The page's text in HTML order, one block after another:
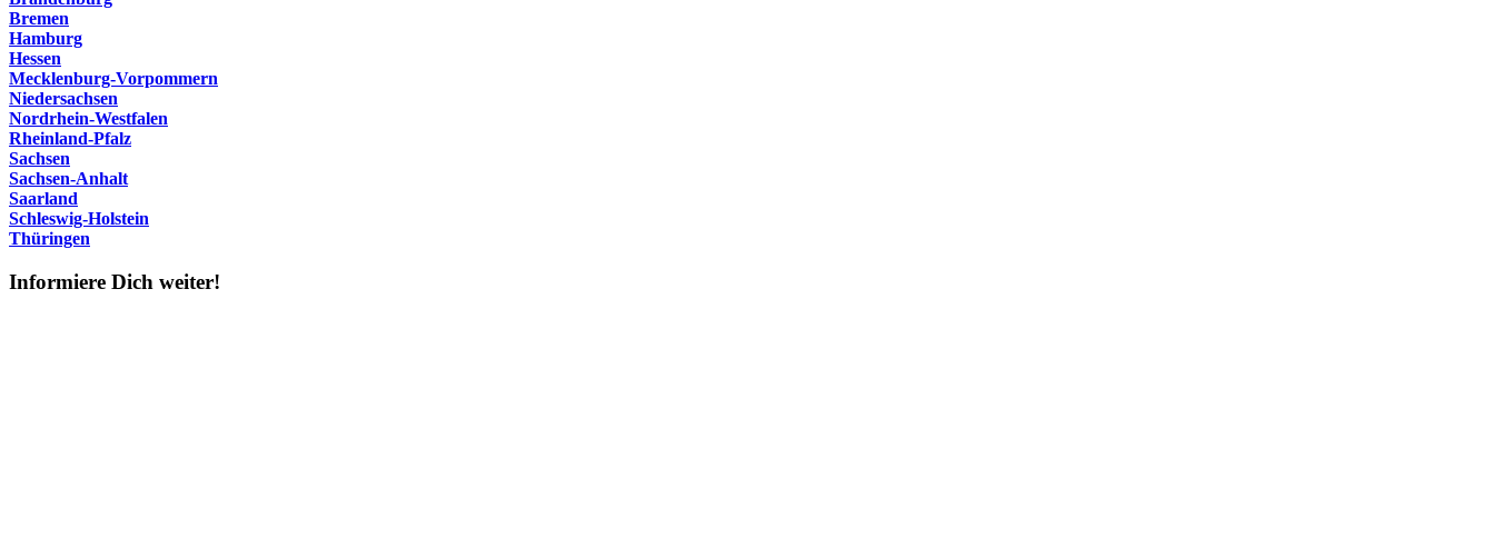
Bremen
Hamburg
Hessen
Mecklenburg-Vorpommern
Niedersachsen
Nordrhein-Westfalen
Rheinland-Pfalz
Sachsen
Sachsen-Anhalt
Saarland
Schleswig-Holstein
Thüringen
Informiere Dich weiter!